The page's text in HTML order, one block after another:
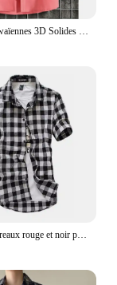
Chemises Hawaïennes 3D Solides pour Homme, Imprimées de Documents, de Haute Qualité, pour ixde Plage, PVD mn
Chemise à carreaux rouge et noir pour homme, à manches courtes, à la mode, nouvelle collection été 2024